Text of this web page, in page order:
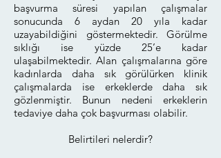
başvurma süresi yapılan çalışmalar
sonucunda 6 aydan 20 yıla kadar
uzayabildiğini göstermektedir. Görülme
sıklığı ise yüzde 25’e kadar
ulaşabilmektedir. Alan çalışmalarına göre
kadınlarda daha sık görülürken klinik
çalışmalarda ise erkeklerde daha sık
gözlenmiştir. Bunun nedeni erkeklerin
tedaviye daha çok başvurması olabilir.
Belirtileri nelerdir?